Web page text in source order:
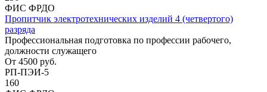
ФИС ФРДО
Пропитчик электротехнических изделий 4 (четвертого)
разряда
Профессиональная подготовка по профессии рабочего,
должности служащего
От 4500 руб.
РП-ПЭИ-5
160